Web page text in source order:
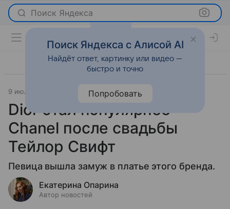
Поиск Яндекса
9 июля 2026 Светская жизнь
Dior стал популярнее
Chanel после свадьбы
Тейлор Свифт
Певица вышла замуж в платье этого бренда.
Екатерина Опарина
Автор новостей
Поиск Яндекса с Алисой AI
Найдёт ответ, картинку или видео —
быстро и точно
Попробовать